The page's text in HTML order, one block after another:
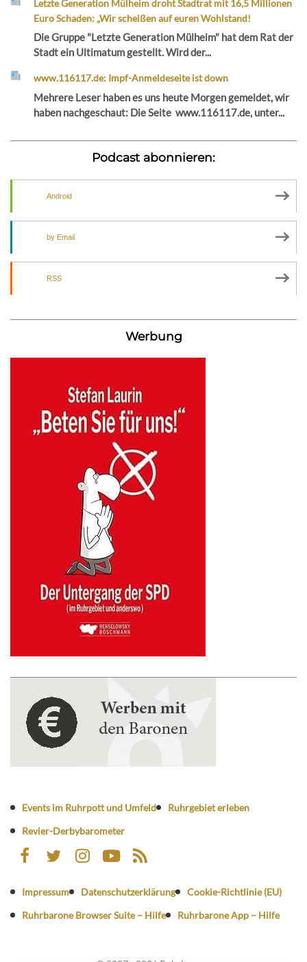
Letzte Generation Mülheim droht Stadtrat mit 16,5 Millionen
Euro Schaden: „Wir scheißen auf euren Wohlstand!
Die Gruppe "Letzte Generation Mülheim" hat dem Rat der
Stadt ein Ultimatum gestellt. Wird der...
www.116117.de: Impf-Anmeldeseite ist down
Mehrere Leser haben es uns heute Morgen gemeldet, wir
haben nachgeschaut: Die Seite www.116117.de, unter...
Podcast abonnieren:
Android
by Email
RSS
Werbung
Events im Ruhrpott und Umfeld
Ruhrgebiet erleben
Revier-Derbybarometer
Impressum Datenschutzerklärung
Cookie-Richtlinie (EU)
Ruhrbarone Browser Suite – Hilfe
Ruhrbarone App – Hilfe